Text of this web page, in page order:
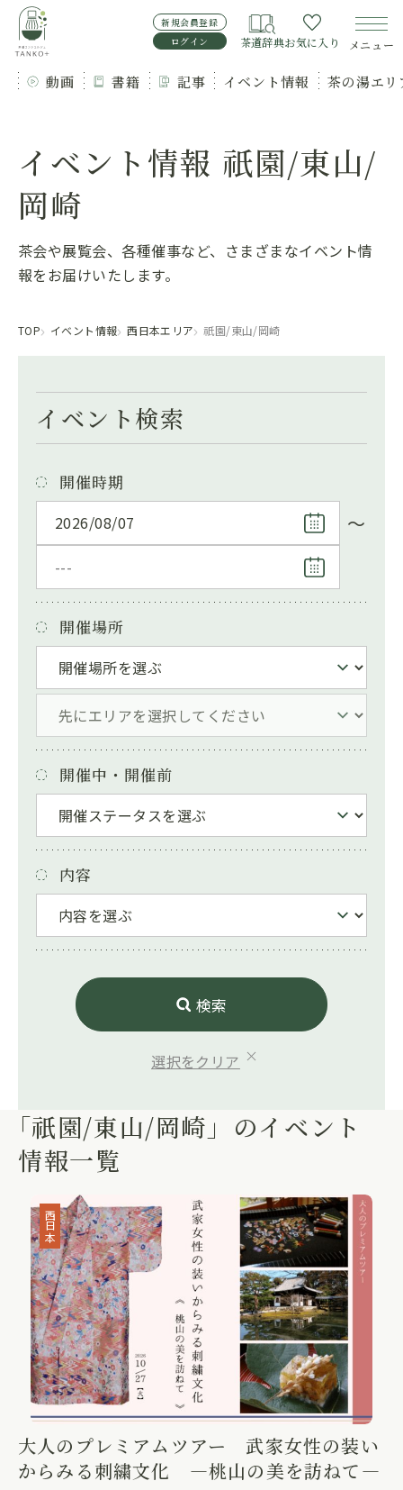
新規会員登録
ログイン
茶道辞典お気に入り メニュー
動画 書籍 記事 イベント情報 茶の湯エ
イベント情報 祇園/東山/
岡崎
茶会や展覧会、各種催事など、さまざまなイベント情
報をお届けいたします。
TOP イベント情報 西日本エリア 祇園/東山/岡崎
イベント検索
開催時期
～
開催場所
開催中・開催前
内容
検索
選択をクリア
「祇園/東山/岡崎」のイベント
情報一覧
西日本
大人のプレミアムツアー 武家女性の装い
からみる刺繍文化 ―桃山の美を訪ねて―